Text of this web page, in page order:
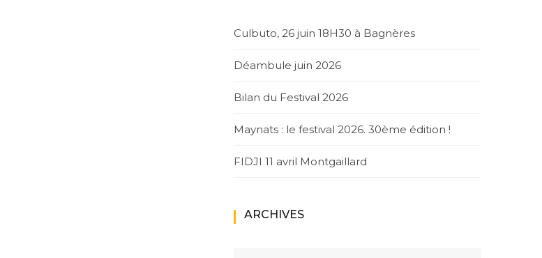
Culbuto, 26 juin 18H30 à Bagnères
Déambule juin 2026
Bilan du Festival 2026
Maynats : le festival 2026. 30ème édition !
FIDJI 11 avril Montgaillard
ARCHIVES